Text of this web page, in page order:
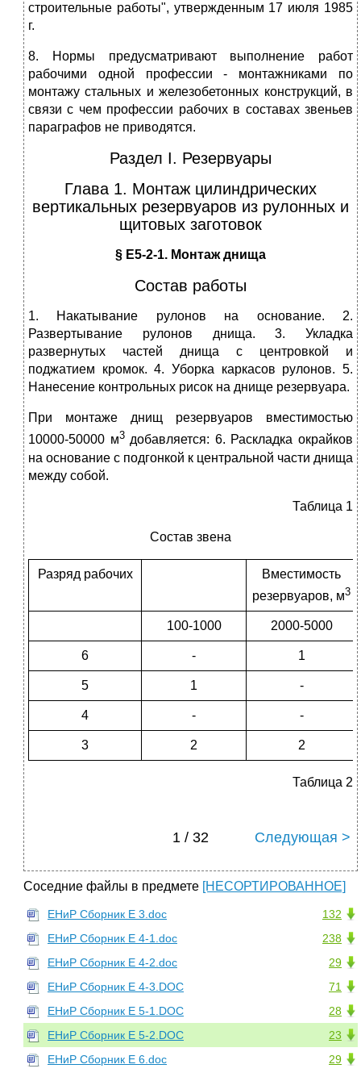
строительные работы", утвержденным 17 июля 1985
г.
8. Нормы предусматривают выполнение работ
рабочими одной профессии - монтажниками по
монтажу стальных и железобетонных конструкций, в
связи с чем профессии рабочих в составах звеньев
параграфов не приводятся.
Раздел I. Резервуары
Глава 1. Монтаж цилиндрических
вертикальных резервуаров из рулонных и
щитовых заготовок
§ Е5-2-1. Монтаж днища
Состав работы
1. Накатывание рулонов на основание. 2.
Развертывание рулонов днища. 3. Укладка
развернутых частей днища с центровкой и
поджатием кромок. 4. Уборка каркасов рулонов. 5.
Нанесение контрольных рисок на днище резервуара.
При монтаже днищ резервуаров вместимостью
10000-50000 м3добавляется: 6. Раскладка окрайков
на основание с подгонкой к центральной части днища
между собой.
Таблица 1
Состав звена
Разряд рабочих
Вместимость
резервуаров, м3
100-1000 2000-5000
6 - 1
5 1 -
4 - -
3 2 2
Таблица 2
1 / 32 Следующая >
Соседние файлы в предмете [НЕСОРТИРОВАННОЕ]
132
ЕНиР Сборник Е 3.doc
238
ЕНиР Сборник Е 4-1.doc
29
ЕНиР Сборник Е 4-2.doc
71
ЕНиР Сборник Е 4-3.DOC
28
ЕНиР Сборник Е 5-1.DOC
23
ЕНиР Сборник Е 5-2.DOC
29
ЕНиР Сборник Е 6.doc